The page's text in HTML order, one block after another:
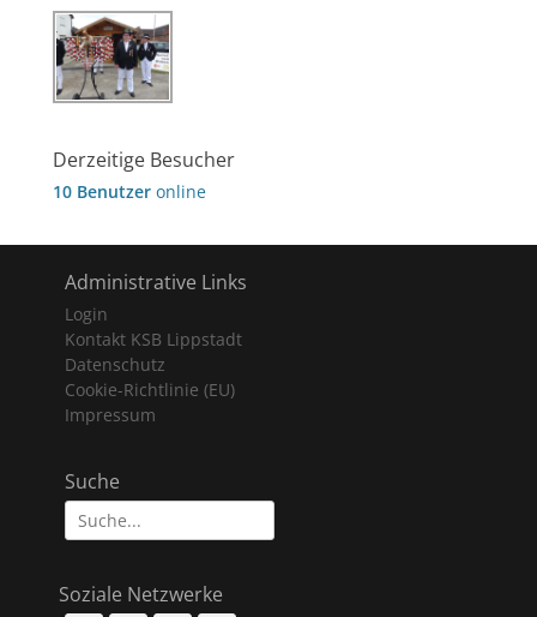
Derzeitige Besucher
10 Benutzer online
Administrative Links
Login
Kontakt KSB Lippstadt
Datenschutz
Cookie-Richtlinie (EU)
Impressum
Suche
Suche
nach:
Soziale Netzwerke